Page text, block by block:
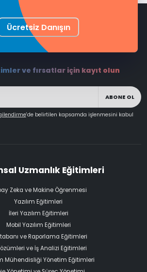
Ücretsiz Danışın
ve fırsatlar için kayıt olun
ABONE OL
'de belirtilen kapsamda işlenmesini kabul
Uzmanlık Eğitimleri
Zeka ve Makine Öğrenmesi
Yazılım Eğitimleri
İleri Yazılım Eğitimleri
Mobil Yazılım Eğitimleri
ve Raporlama Eğitimleri
ve İş Analizi Eğitimleri
Mühendisliği Yönetim Eğitimleri